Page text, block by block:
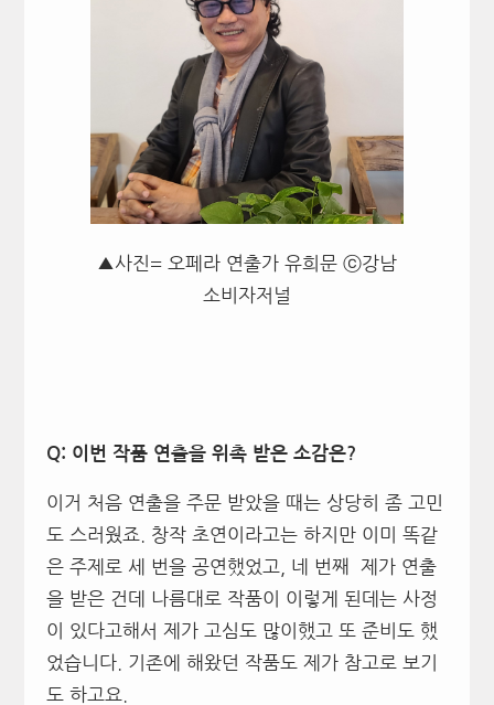
▲사진= 오페라 연출가 유희문 ⓒ강남
소비자저널
Q: 이번 작품 연출을 위촉 받은 소감은?
이거 처음 연출을 주문 받았을 때는 상당히 좀 고민
도 스러웠죠. 창작 초연이라고는 하지만 이미 똑같
은 주제로 세 번을 공연했었고, 네 번째 제가 연출
을 받은 건데 나름대로 작품이 이렇게 된데는 사정
이 있다고해서 제가 고심도 많이했고 또 준비도 했
었습니다. 기존에 해왔던 작품도 제가 참고로 보기
도 하고요.